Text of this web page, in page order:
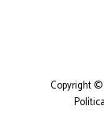
Copyright